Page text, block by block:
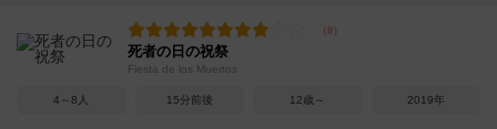
死者の日の祝祭
Fiesta de los Muertos
4～8人 15分前後 12歳～ 2019年